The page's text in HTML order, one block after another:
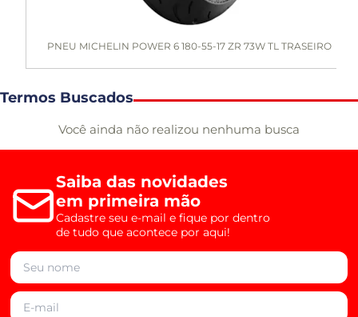
PNEU MICHELIN POWER 6 180-55-17 ZR 73W TL TRASEIRO
Termos Buscados
Você ainda não realizou nenhuma busca
Saiba das novidades
em primeira mão
Cadastre seu e-mail e fique por dentro
de tudo que acontece por aqui!